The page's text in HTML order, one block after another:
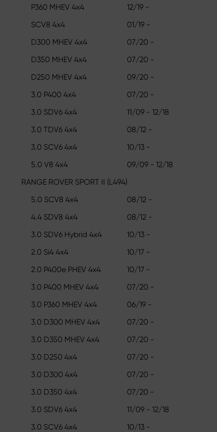
P360 MHEV 4x4
12/19 -
SCV8 4x4
01/19 -
D300 MHEV 4x4
07/20 -
D350 MHEV 4x4
07/20 -
D250 MHEV 4x4
09/20 -
3.0 P400 4x4
07/20 -
3.0 SDV6 4x4
11/09 - 12/18
3.0 TDV6 4x4
08/12 -
3.0 SCV6 4x4
10/13 -
5.0 V8 4x4
09/09 - 12/18
RANGE ROVER SPORT II (L494)
5.0 SCV8 4x4
08/12 -
4.4 SDV8 4x4
08/12 -
3.0 SDV6 Hybrid 4x4
10/13 -
2.0 Si4 4x4
10/17 -
2.0 P400e PHEV 4x4
10/17 -
3.0 P400 MHEV 4x4
07/20 -
3.0 P360 MHEV 4x4
06/19 -
3.0 D300 MHEV 4x4
07/20 -
3.0 D350 MHEV 4x4
07/20 -
3.0 D250 4x4
07/20 -
3.0 D300 4x4
07/20 -
3.0 D350 4x4
07/20 -
3.0 SDV6 4x4
11/09 - 12/18
3.0 SCV6 4x4
10/13 -